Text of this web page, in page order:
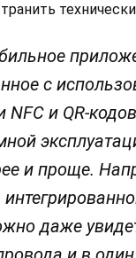
с
NFC и QR-
и проще.
даже